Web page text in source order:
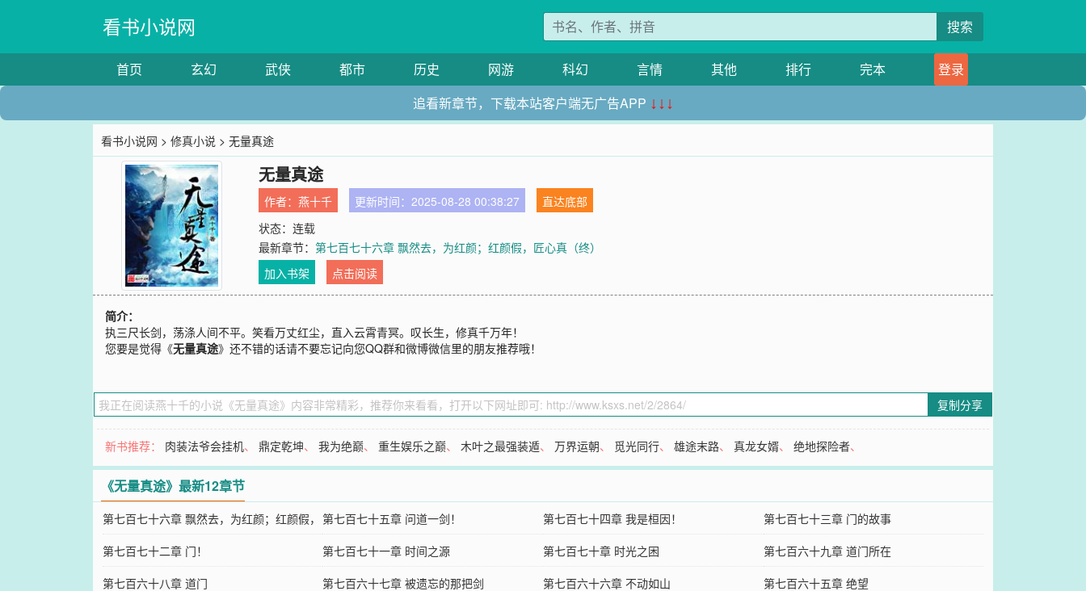
看书小说网 搜索
首页 玄幻 武侠 都市 历史 网游 科幻 言情 其他 排行 完本
登录
追看新章节，下载本站客户端无广告APP ↓↓↓
看书小说网 >修真小说 > 无量真途
无量真途
作者：燕十千 更新时间：2025-08-28 00:38:27
直达底部
状态：连载
最新章节：第七百七十六章 飘然去，为红颜；红颜假，匠心真（终）
加入书架
点击阅读
简介：
执三尺长剑，荡涤人间不平。笑看万丈红尘，直入云霄青冥。叹长生，修真千万年！
您要是觉得《无量真途》还不错的话请不要忘记向您QQ群和微博微信里的朋友推荐哦！
复制分享
新书推荐： 肉装法爷会挂机、鼎定乾坤、我为绝巅、重生娱乐之巅、木叶之最强装遁、万界运朝、 觅光同行、雄途末路、真龙女婿、绝地探险者、
《无量真途》最新12章节
第七百七十六章 飘然去，为红颜；红颜假，
匠心真（终）
第七百七十五章 问道一剑！ 第七百七十四章 我是桓因！
第七百七十三章 门的故事
第七百七十二章 门！
第七百七十一章 时间之源 第七百七十章 时光之困
第七百六十九章 道门所在
第七百六十八章 道门
第七百六十七章 被遗忘的那把剑 第七百六十六章 不动如山 第七百六十五章 绝望